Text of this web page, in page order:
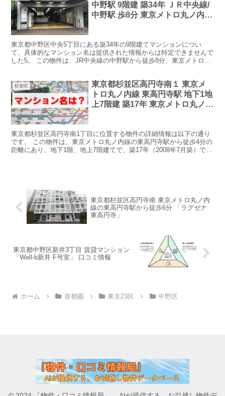
中野駅 9階建 築34年 ＪＲ中央線/
中野駅 歩8分 東京メトロ丸ノ内
9階建 マンション名は？
東京都中野区中央5丁目にある築34年の9階建てマンションについ
て、具体的なマンション名は提供された情報からは特定できませんで
した5。 この物件は、JR中央線の中野駅から徒歩8分、東京メトロ丸
杉並区
東京都杉並区高円寺南１ 東京メ
トロ丸ノ内線 東高円寺駅 地下1地
上7階建 築17年 東京メトロ丸ノ内
トロ東西線/中野駅 歩16分 築17年
地下1地上7階建 物件の詳細情報
＆マンション名は？
東京都杉並区高円寺南1丁目に位置する物件の詳細情報は以下の通り
です。 この物件は、東京メトロ丸ノ内線の東高円寺駅から徒歩4分の
距離にあり、地下1階、地上7階建てで、築17年（2008年7月築）で
東京都杉並区高円寺南 東京メトロ丸ノ内
線の東高円寺駅から徒歩6分 「ラグゼナ
東高円寺」
東京都中野区新井3丁目 賃貸マンション
「Well-b新井 F号室」 口コミ情報
ホーム 首都圏 東京23区 中野区